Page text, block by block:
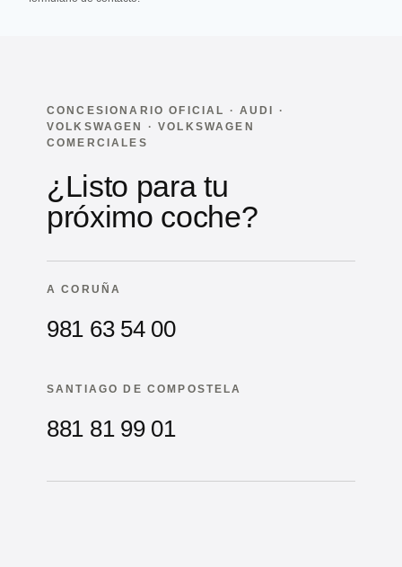
CONCESIONARIO OFICIAL · AUDI ·
VOLKSWAGEN · VOLKSWAGEN
COMERCIALES
¿Listo para tu
próximo coche?
A CORUÑA
981 63 54 00
SANTIAGO DE COMPOSTELA
881 81 99 01